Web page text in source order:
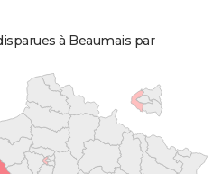
à Beaumais par